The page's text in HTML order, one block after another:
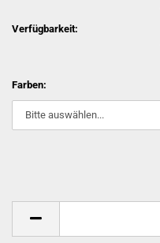
Verfügbarkeit:
Farben: